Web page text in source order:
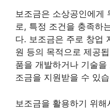
보조금은 소상공인에게
로, 특정 조건을 충족하
다. 보조금은 주로 창업
원 등의 목적으로 제공
품을 개발하거나 기술
조금을 지원받을 수 있
보조금을 활용하기 위